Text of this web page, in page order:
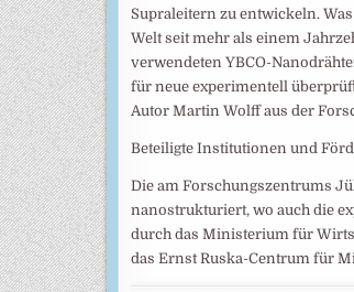
Supraleitern zu entwickeln.
Welt seit mehr als einem
verwendeten YBCO-
für neue experimentell
Autor Martin Wolff aus der
Beteiligte Institutionen und
Die am Forschungszentrums
nanostrukturiert, wo auch die
durch das Ministerium für
das Ernst Ruska-Centrum für